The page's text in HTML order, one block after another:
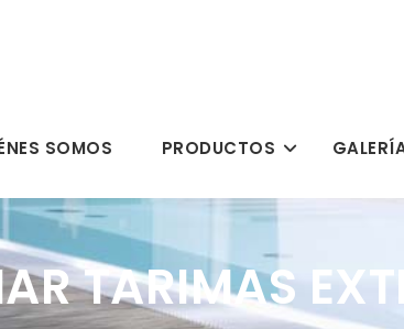
SOMOS PRODUCTOS
TARIMAS